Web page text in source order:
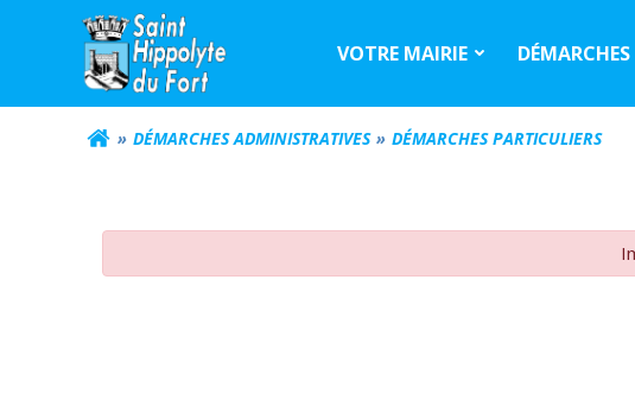
VOTRE MAIRIE DÉMARCHES
DÉMARCHES ADMINISTRATIVES DÉMARCHES PARTICULIERS